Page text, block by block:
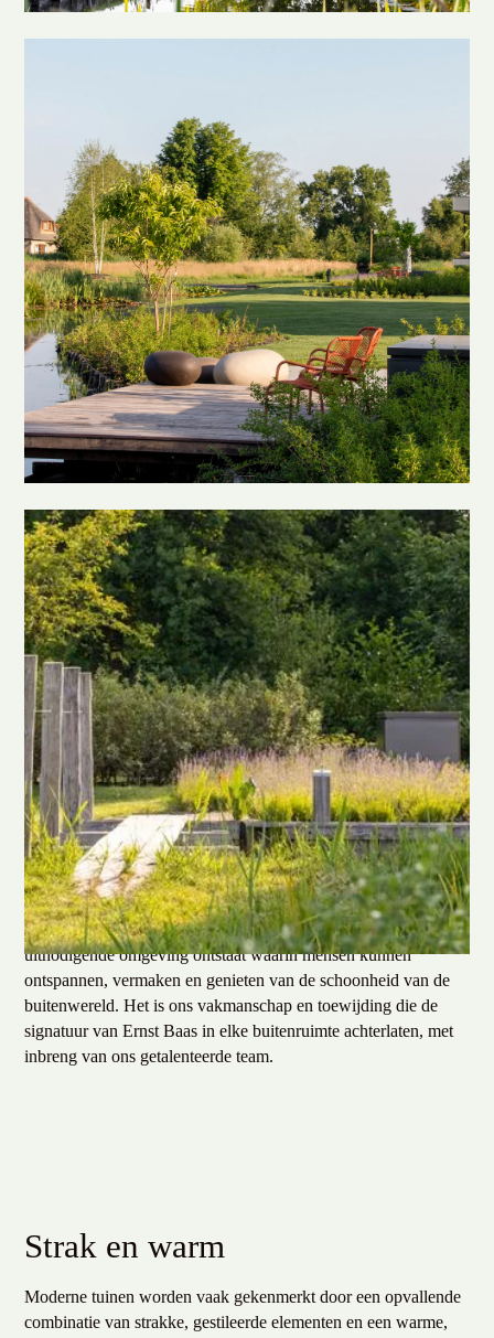
Bijzondere uitstraling van
moderne tuinen
In onze moderne tuinen komt de geest van de 21e eeuw tot
leven dankzij onze expertise en visie. Wij, het team van Ernst
Baas, streven naar een perfecte balans tussen functionaliteit en
esthetiek, waarbij strakke lijnen, minimalistische beplanting en
geavanceerde technologieën vaak een hoofdrol spelen. Onze
tuinen integreren op meesterlijke wijze natuurlijke elementen
met moderne architectuur, waardoor een harmonieuze en
uitnodigende omgeving ontstaat waarin mensen kunnen
ontspannen, vermaken en genieten van de schoonheid van de
buitenwereld. Het is ons vakmanschap en toewijding die de
signatuur van Ernst Baas in elke buitenruimte achterlaten, met
inbreng van ons getalenteerde team.
Strak en warm
Moderne tuinen worden vaak gekenmerkt door een opvallende
combinatie van strakke, gestileerde elementen en een warme,